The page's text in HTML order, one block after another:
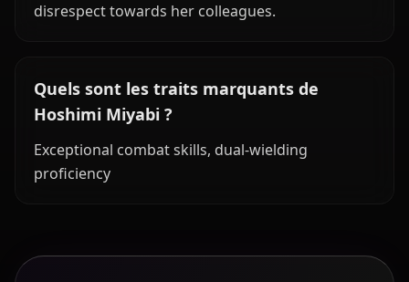
disrespect towards her colleagues.
Quels sont les traits marquants de
Hoshimi Miyabi ?
Exceptional combat skills, dual-wielding
proficiency